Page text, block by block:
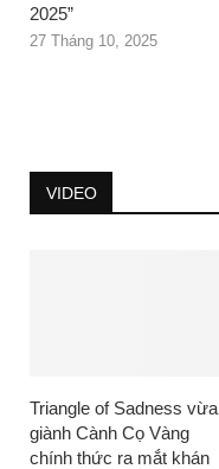
2025”
27 Tháng 10, 2025
VIDEO
Triangle of Sadness vừa
giành Cành Cọ Vàng
chính thức ra mắt khán